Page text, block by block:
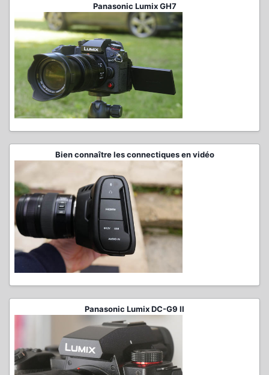
Panasonic Lumix GH7
Bien connaître les connectiques en vidéo
Panasonic Lumix DC-G9 II